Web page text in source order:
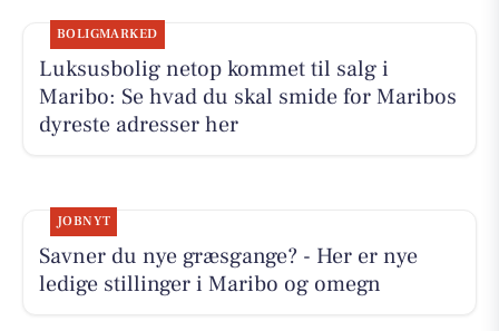
BOLIGMARKED
Luksusbolig netop kommet til salg i
Maribo: Se hvad du skal smide for Maribos
dyreste adresser her
JOBNYT
Savner du nye græsgange? - Her er nye
ledige stillinger i Maribo og omegn